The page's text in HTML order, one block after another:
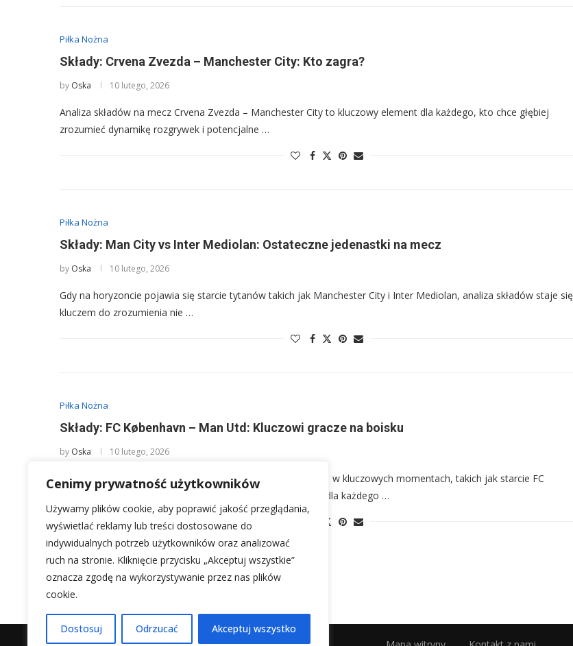
Cenimy prywatność użytkowników
Używamy plików cookie, aby poprawić jakość przeglądania,
wyświetlać reklamy lub treści dostosowane do
indywidualnych potrzeb użytkowników oraz analizować
ruch na stronie. Kliknięcie przycisku „Akceptuj wszystkie”
oznacza zgodę na wykorzystywanie przez nas plików
cookie.
Dostosuj Odrzucać Akceptuj wszystko
Piłka Nożna
Składy: Crvena Zvezda – Manchester City: Kto zagra?
by Oska 10 lutego, 2026
Analiza składów na mecz Crvena Zvezda – Manchester City to kluczowy element dla każdego, kto chce głębiej
zrozumieć dynamikę rozgrywek i potencjalne …
Piłka Nożna
Składy: Man City vs Inter Mediolan: Ostateczne jedenastki na mecz
by Oska 10 lutego, 2026
Gdy na horyzoncie pojawia się starcie tytanów takich jak Manchester City i Inter Mediolan, analiza składów staje się
kluczem do zrozumienia nie …
Piłka Nożna
Składy: FC København – Man Utd: Kluczowi gracze na boisku
by Oska 10 lutego, 2026
Śledzenie dynamicznie zmieniających się składów, zwłaszcza w kluczowych momentach, takich jak starcie FC
Kopenhaga z Manchesterem United, może być wyzwaniem dla każdego …
1 2 3